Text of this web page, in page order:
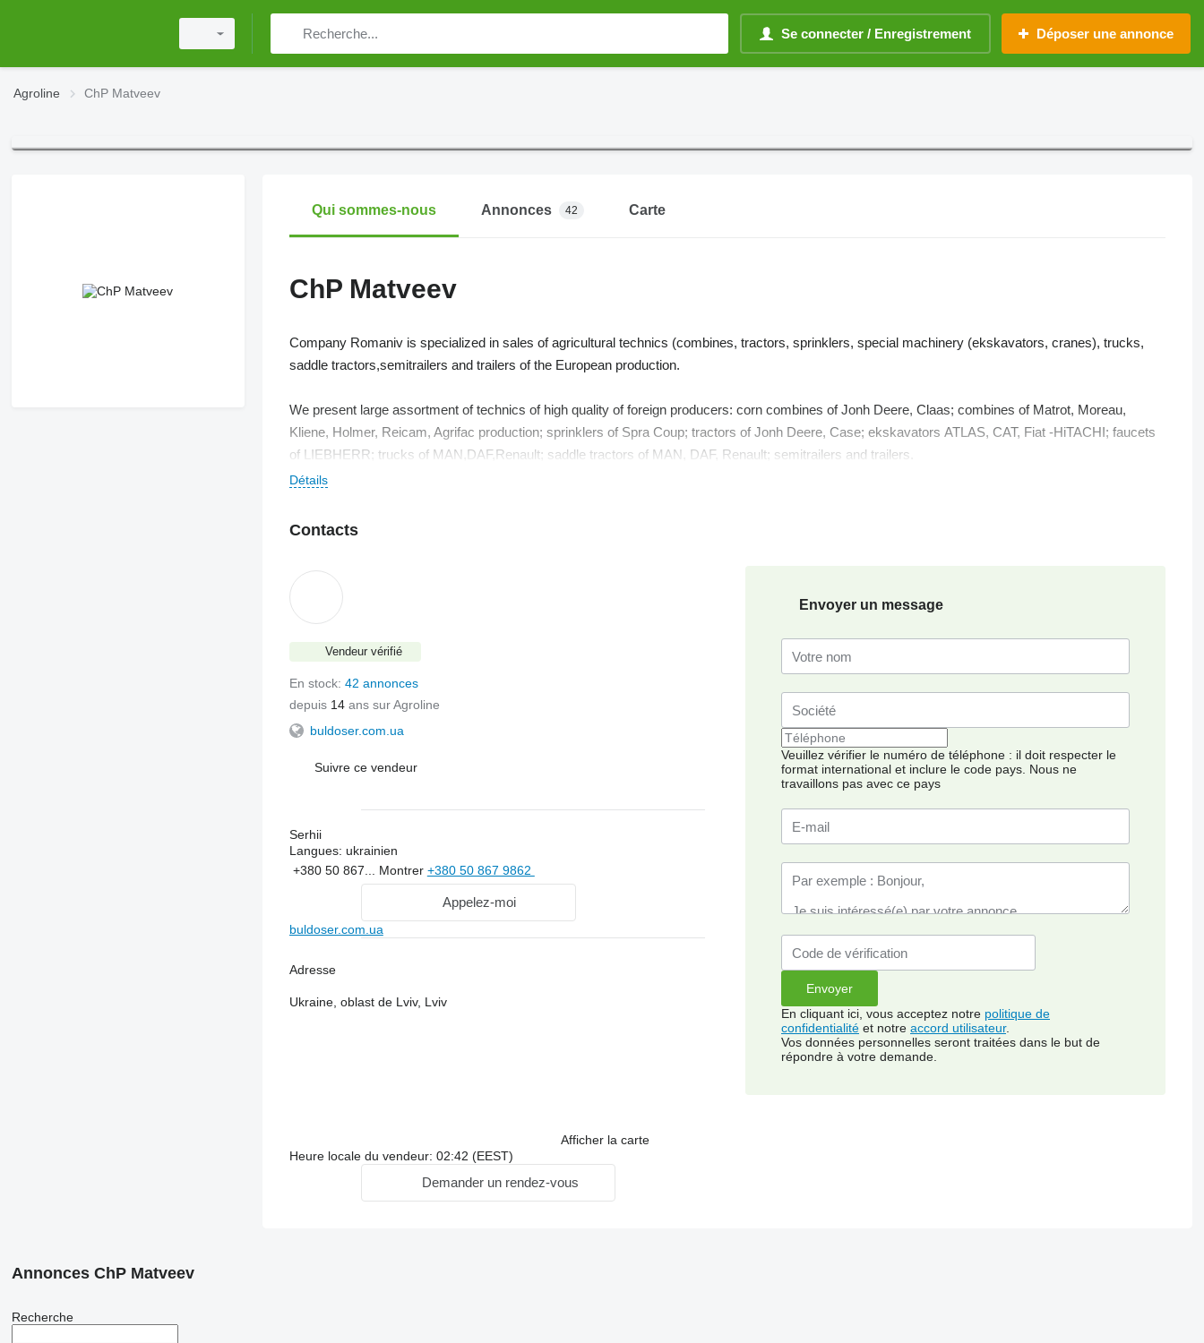
Se connecter / Enregistrement Déposer une annonce
Agroline ChP Matveev
Qui sommes-nous Annonces 42 Carte
ChP Matveev
Company Romaniv is specialized in sales of agricultural technics (combines, tractors, sprinklers, special machinery (ekskavators, cranes), trucks,
saddle tractors,semitrailers and trailers of the European production.
We present large assortment of technics of high quality of foreign producers: corn combines of Jonh Deere, Claas; combines of Matrot, Moreau,
Kliene, Holmer, Reicam, Agrifac production; sprinklers of Spra Coup; tractors of Jonh Deere, Case; ekskavators АТLAS, САТ, Fiat -HiTACHI; faucets
of LIEBHERR; trucks of MAN,DAF,Renault; saddle tractors of MAN, DAF, Renault; semitrailers and trailers.
minimum expenses.
We offer close collaboration, and ready to present first-class service.
Détails
Contacts
Vendeur vérifié
En stock: 42 annonces
depuis 14ans sur Agroline
buldoser.com.ua
Suivre ce vendeur
Serhii
Langues: ukrainien
+380 50 867... Montrer +380 50 867 9862
Appelez-moi
buldoser.com.ua
Adresse
Ukraine, oblast de Lviv, Lviv
Afficher la carte
Heure locale du vendeur: 02:42 (EEST)
Demander un rendez-vous
Envoyer un message
Veuillez vérifier le numéro de téléphone : il doit respecter le
format international et inclure le code pays. Nous ne
travaillons pas avec ce pays
En cliquant ici, vous acceptez notre politique de
confidentialité et notre accord utilisateur.
Vos données personnelles seront traitées dans le but de
répondre à votre demande.
Annonces ChP Matveev
Recherche